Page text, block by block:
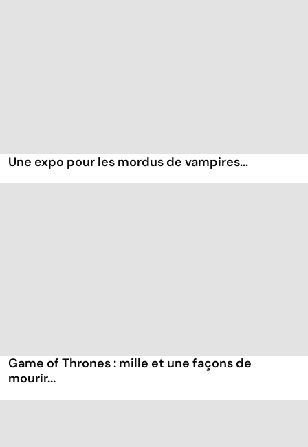
Une expo pour les mordus de vampires...
Game of Thrones : mille et une façons de
mourir...